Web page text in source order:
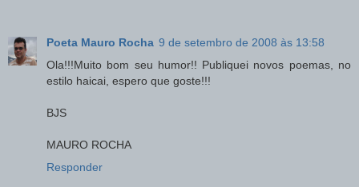
Poeta Mauro Rocha 9 de setembro de 2008 às 13:58
Ola!!!Muito bom seu humor!! Publiquei novos poemas, no
estilo haicai, espero que goste!!!
BJS
MAURO ROCHA
Responder